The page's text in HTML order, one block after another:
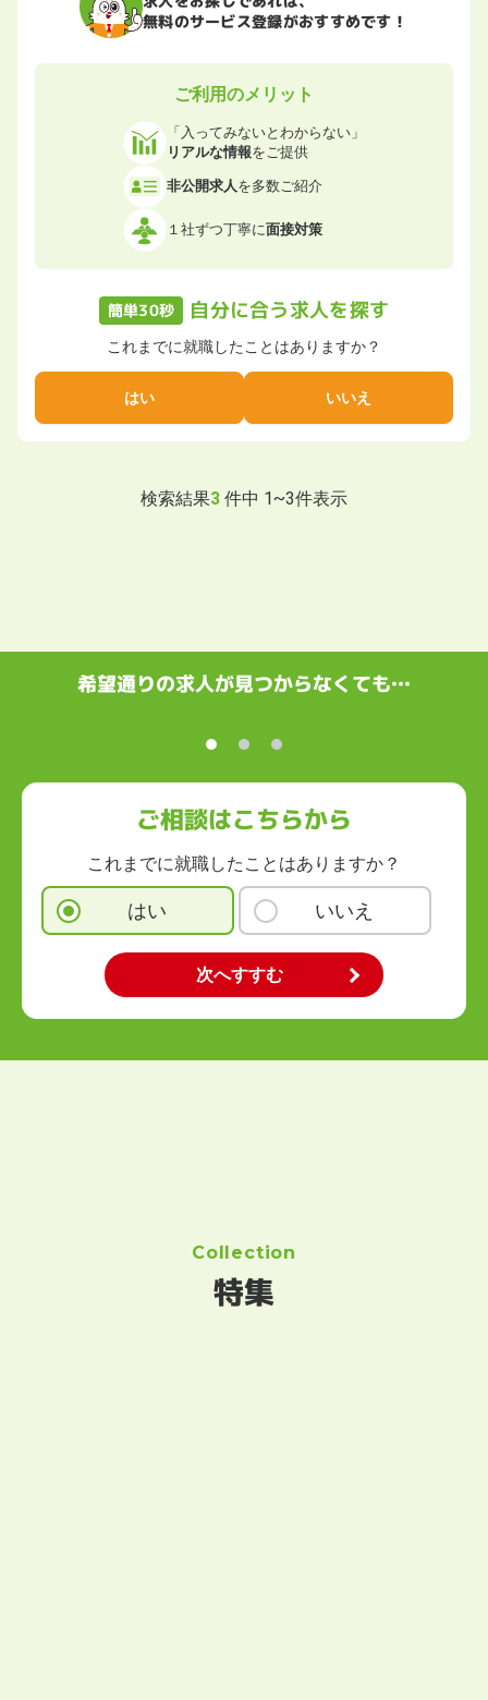
無料のサービス登録がおすすめです！
ご利用のメリット
「入ってみないとわからない」
リアルな情報をご提供
非公開求人を多数ご紹介
１社ずつ丁寧に面接対策
簡単30秒 自分に合う求人を探す
これまでに就職したことはありますか？
はい いいえ
検索結果3 件中 1~3件表示
希望通りの求人が見つからなくても…
ご相談はこちらから
これまでに就職したことはありますか？
はい いいえ
Collection
特集